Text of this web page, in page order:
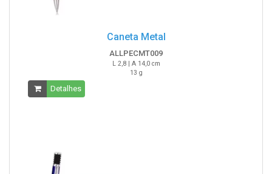
Caneta Metal
ALLPECMT009
L 2,8 | A 14,0 cm
13 g
Detalhes